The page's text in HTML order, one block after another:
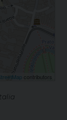
contributors